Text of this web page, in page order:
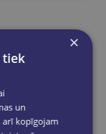
×
tiek
un
arī kopīgojam